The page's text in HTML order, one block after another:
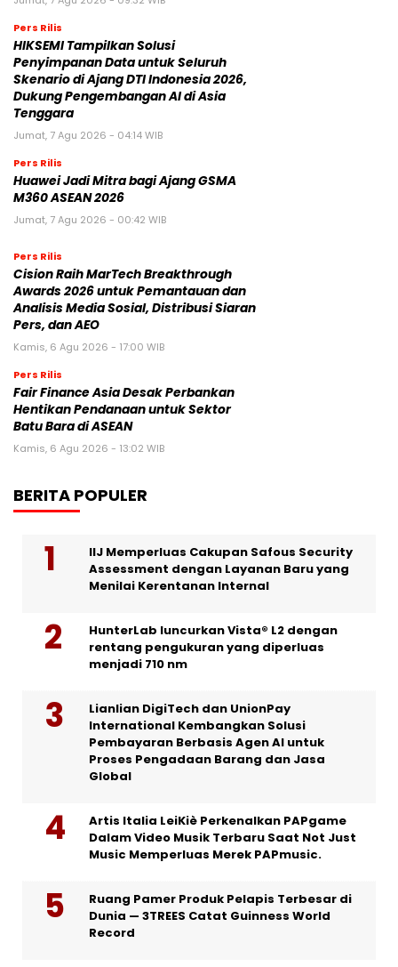
Pers Rilis
HIKSEMI Tampilkan Solusi
Penyimpanan Data untuk Seluruh
Skenario di Ajang DTI Indonesia 2026,
Dukung Pengembangan AI di Asia
Tenggara
Jumat, 7 Agu 2026 - 04:14 WIB
Pers Rilis
Huawei Jadi Mitra bagi Ajang GSMA
M360 ASEAN 2026
Jumat, 7 Agu 2026 - 00:42 WIB
Pers Rilis
Cision Raih MarTech Breakthrough
Awards 2026 untuk Pemantauan dan
Analisis Media Sosial, Distribusi Siaran
Pers, dan AEO
Kamis, 6 Agu 2026 - 17:00 WIB
Pers Rilis
Fair Finance Asia Desak Perbankan
Hentikan Pendanaan untuk Sektor
Batu Bara di ASEAN
Kamis, 6 Agu 2026 - 13:02 WIB
BERITA POPULER
IIJ Memperluas Cakupan Safous Security
Assessment dengan Layanan Baru yang
Menilai Kerentanan Internal
HunterLab luncurkan Vista® L2 dengan
rentang pengukuran yang diperluas
menjadi 710 nm
Lianlian DigiTech dan UnionPay
International Kembangkan Solusi
Pembayaran Berbasis Agen AI untuk
Proses Pengadaan Barang dan Jasa
Global
Artis Italia LeiKiè Perkenalkan PAPgame
Dalam Video Musik Terbaru Saat Not Just
Music Memperluas Merek PAPmusic.
Ruang Pamer Produk Pelapis Terbesar di
Dunia — 3TREES Catat Guinness World
Record